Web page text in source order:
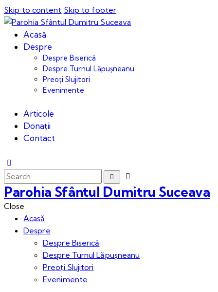
Skip to content Skip to footer
Acasă
Despre
Despre Biserică
Despre Turnul Lăpușneanu
Preoți Slujitori
Evenimente
Articole
Donații
Contact
Parohia Sfântul Dumitru Suceava
Close
Acasă
Despre
Despre Biserică
Despre Turnul Lăpușneanu
Preoți Slujitori
Evenimente